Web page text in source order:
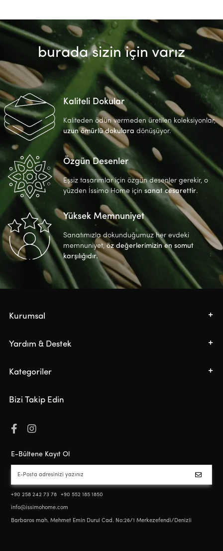
burada sizin için varız
Kaliteli Dokular
Kaliteden ödün vermeden üretilen koleksiyonlar,
uzun ömürlü dokulara dönüşüyor.
Özgün Desenler
Eşsiz tasarımlar için özgün desenler gerekir, o
yüzden İssimo Home içinsanat cesarettir.
Yüksek Memnuniyet
Sanatımızla dokunduğumuz her evdeki
memnuniyet, öz değerlerimizin en somut
karşılığıdır.
Kurumsal
Yardım & Destek
Kategoriler
Bizi Takip Edin
E-Bültene Kayıt Ol
+90 258 242 73 78 +90 552 185 1850
info@issimohome.com
Barbaros mah. Mehmet Emin Durul Cad. No:26/1 Merkezefendi/Denizli